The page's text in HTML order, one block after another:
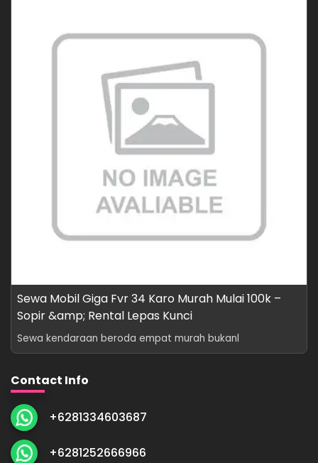
Sewa Mobil Giga Fvr 34 Karo Murah Mulai 100k –
Sopir &amp; Rental Lepas Kunci
Sewa kendaraan beroda empat murah bukanl
Contact Info
+6281334603687
+6281252666966